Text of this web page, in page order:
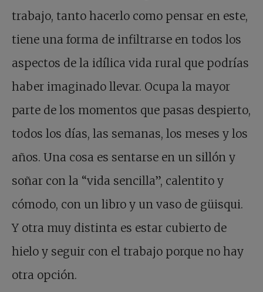
trabajo, tanto hacerlo como pensar en este,
tiene una forma de infiltrarse en todos los
aspectos de la idílica vida rural que podrías
haber imaginado llevar. Ocupa la mayor
parte de los momentos que pasas despierto,
todos los días, las semanas, los meses y los
años. Una cosa es sentarse en un sillón y
soñar con la “vida sencilla”, calentito y
cómodo, con un libro y un vaso de güisqui.
Y otra muy distinta es estar cubierto de
hielo y seguir con el trabajo porque no hay
otra opción.